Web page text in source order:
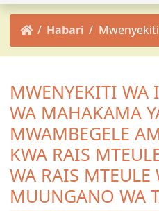
MACHAPISHO
Sheria za Uchaguzi
Miongozo ya Uchaguzi
Maelekezo ya Uchaguzi
Taarifa za Uchaguzi
Matokeo ya Uchaguzi
Mpango Mkakati wa INEC
Habari Mwenyekiti
MWENYEKITI WA
WA MAHAKAMA
MWAMBEGELE
KWA RAIS
WA RAIS MTEULE
MUUNGANO WA